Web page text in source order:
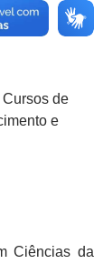
Cursos de
e
Ciências da